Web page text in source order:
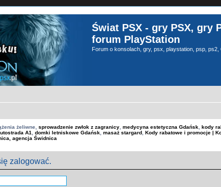
Świat PSX - gry PSX, gry
forum PlayStation
Forum o konsolach, gry, psx, playstation, psp, ps2,
żeliwne, sprowadzenie zwłok z zagranicy medycyna estetyczna Gdańsk kody
A1 domki letniskowe Gdańsk masaż stargard Kody rabatowe i promocje |
agencja Świdnica
zalogować.